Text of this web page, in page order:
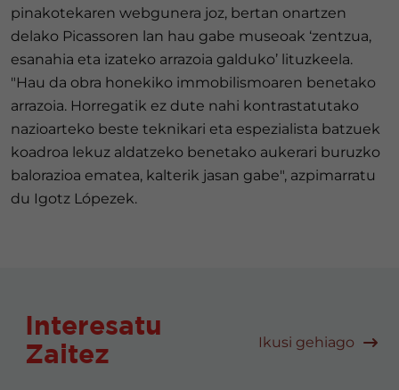
pinakotekaren webgunera joz, bertan onartzen
delako Picassoren lan hau gabe museoak ‘zentzua,
esanahia eta izateko arrazoia galduko’ lituzkeela.
"Hau da obra honekiko immobilismoaren benetako
arrazoia. Horregatik ez dute nahi kontrastatutako
nazioarteko beste teknikari eta espezialista batzuek
koadroa lekuz aldatzeko benetako aukerari buruzko
balorazioa ematea, kalterik jasan gabe", azpimarratu
du Igotz Lópezek.
Interesatu
Zaitez
Ikusi gehiago